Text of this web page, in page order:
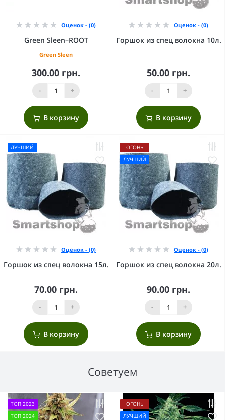
Оценок - (0)
Green Sleen–ROOT
Green Sleen
300.00 грн.
- +
В корзину
Оценок - (0)
Горшок из спец волокна 10л.
50.00 грн.
- +
В корзину
ЛУЧШИЙ
Оценок - (0)
Горшок из спец волокна 15л.
70.00 грн.
- +
В корзину
ОГОНЬ
ЛУЧШИЙ
Оценок - (0)
Горшок из спец волокна 20л.
90.00 грн.
- +
В корзину
Советуем
ТОП 2023
ТОП 2024
ОГОНЬ
ЛУЧШИЙ